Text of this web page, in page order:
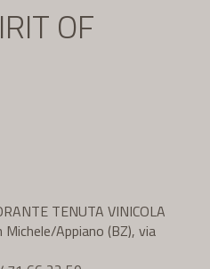
OF
TENUTA VINICOLA
Appiano (BZ), via